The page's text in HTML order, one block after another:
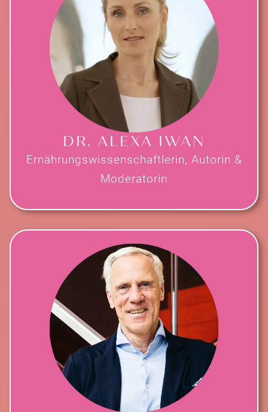
DR. ALEXA IWAN
Ernährungswissenschaftlerin, Autorin &
Moderatorin